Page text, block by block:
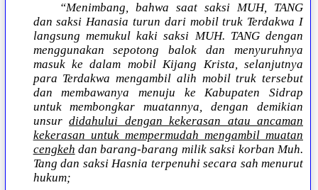
“Menimbang, bahwa saat saksi MUH, TANG
dan saksi Hanasia turun dari mobil truk Terdakwa I
langsung memukul kaki saksi MUH. TANG dengan
menggunakan sepotong balok dan menyuruhnya
masuk ke dalam mobil Kijang Krista, selanjutnya
para Terdakwa mengambil alih mobil truk tersebut
dan membawanya menuju ke Kabupaten Sidrap
untuk membongkar muatannya, dengan demikian
unsurdidahului dengan kekerasan atau ancaman
kekerasan untuk mempermudah mengambil muatan
cengkeh dan barang-barang milik saksi korban Muh.
Tang dan saksi Hasnia terpenuhi secara sah menurut
hukum;